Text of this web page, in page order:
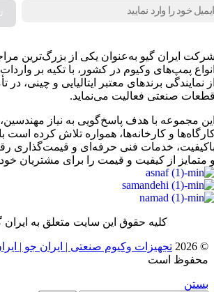
ایران گیو به‌عنوان یکی از بزرگ‌ترین
پمپ‌های وکیوم در کشور، با تکیه بر
نمایندگی برندهای معتبر ایتالیایی و چینی، در
صنعتی فعالیت می‌نماید.
مجموعه با هدف پاسخ‌گویی به نیاز
و کارخانه‌ها، همواره تلاش کرده است
خدمات فنی حرفه‌ای و قیمت‌گذاری
متمایز از کیفیت و قیمت را برای مشتریان
کلیه حقوق این سایت متعلق به ایران
© 2026 تجهیزات وکیوم صنعتی | ایران جو |
محفوظ است
بستن